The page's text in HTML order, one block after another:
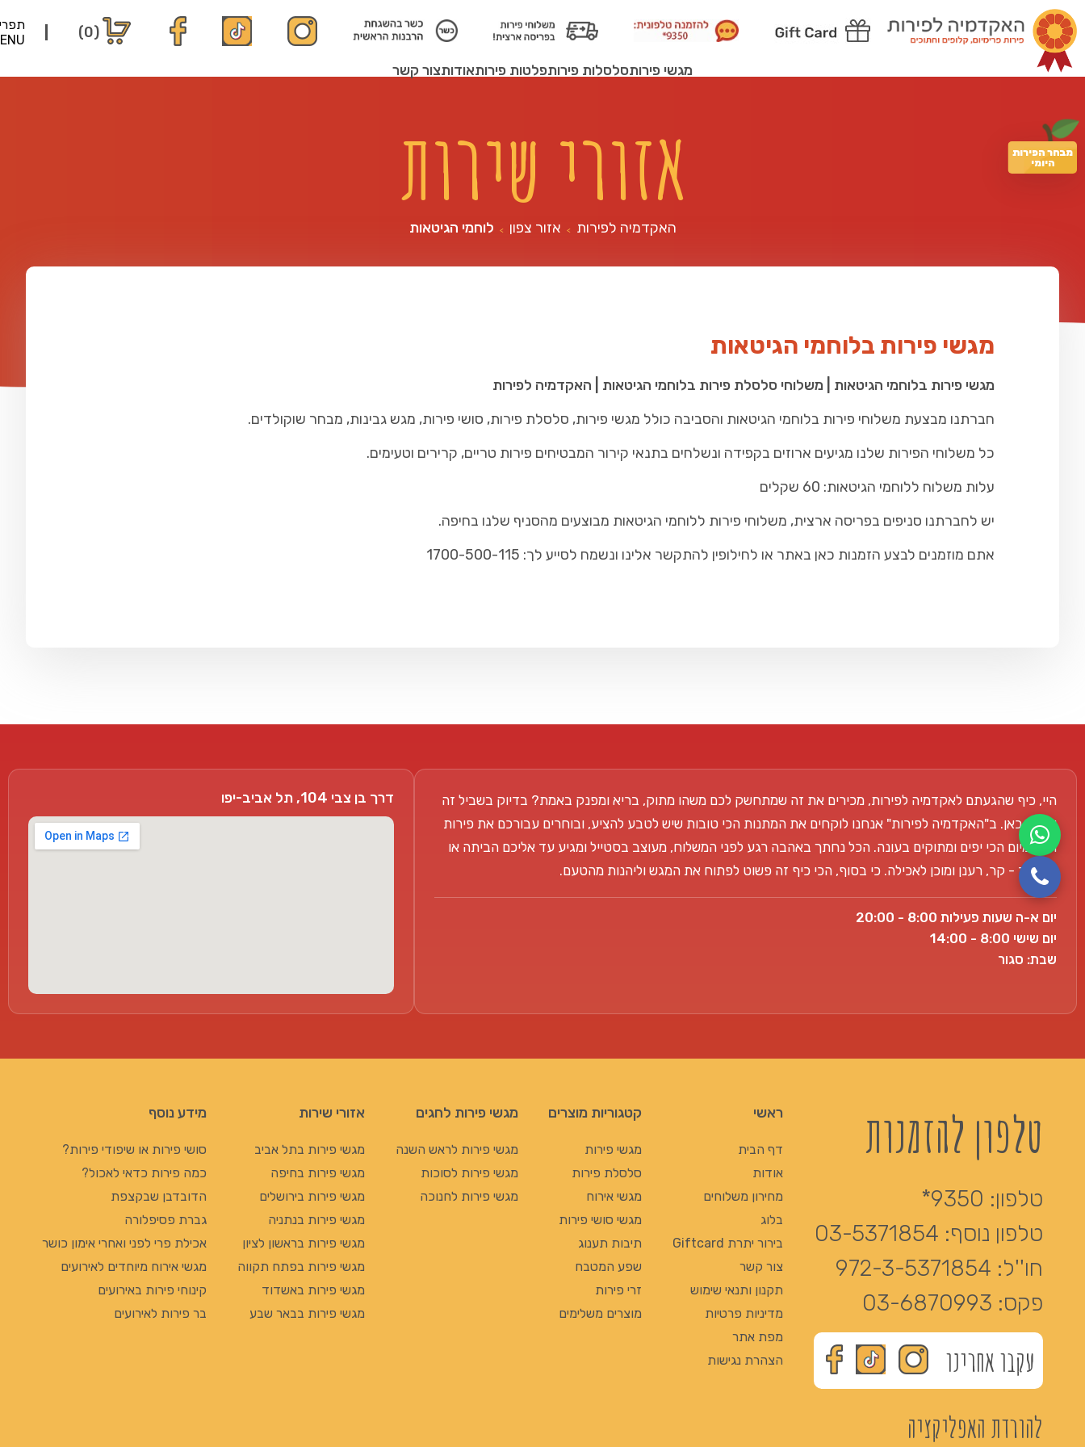
(0)
מגשי פירותסלסלות פירותפלטות פירותאודותצור קשר
מבחר הפירות
היומי
אזורי שירות
האקדמיה לפירות > אזור צפון > לוחמי הגיטאות
מגשי פירות בלוחמי הגיטאות
מגשי פירות בלוחמי הגיטאות | משלוחי סלסלת פירות בלוחמי הגיטאות | האקדמיה לפירות
חברתנו מבצעת משלוחי פירות בלוחמי הגיטאות והסביבה כולל מגשי פירות, סלסלת פירות, סושי פירות, מגש גבינות, מבחר שוקולדים.
כל משלוחי הפירות שלנו מגיעים ארוזים בקפידה ונשלחים בתנאי קירור המבטיחים פירות טריים, קרירים וטעימים.
עלות משלוח ללוחמי הגיטאות: 60 שקלים
יש לחברתנו סניפים בפריסה ארצית, משלוחי פירות ללוחמי הגיטאות מבוצעים מהסניף שלנו בחיפה.
אתם מוזמנים לבצע הזמנות כאן באתר או לחילופין להתקשר אלינו ונשמח לסייע לך: 1700-500-115
היי, כיף שהגעתם לאקדמיה לפירות, מכירים את זה שמתחשק לכם משהו מתוק, בריא ומפנק באמת? בדיוק בשביל זה
אנחנו כאן. ב"האקדמיה לפירות" אנחנו לוקחים את המתנות הכי טובות שיש לטבע להציע, ובוחרים עבורכם את פירות
הפרימיום הכי יפים ומתוקים בעונה. הכל נחתך באהבה רגע לפני המשלוח, מעוצב בסטייל ומגיע עד אליכם הביתה או
למשרד - קר, רענן ומוכן לאכילה. כי בסוף, הכי כיף זה פשוט לפתוח את המגש וליהנות מהטעם.
יום א-ה שעות פעילות 8:00 - 20:00
יום שישי 8:00 - 14:00
שבת: סגור
דרך בן צבי 104, תל אביב-יפו
טלפון להזמנות
טלפון: 9350*
טלפון נוסף: 03-5371854
חו''ל: 972-3-5371854
פקס: 03-6870993
עקבו אחרינו
להורדת האפליקציה
ראשי
דף הבית
אודות
מחירון משלוחים
בלוג
בירור יתרת Giftcard
צור קשר
תקנון ותנאי שימוש
מדיניות פרטיות
מפת אתר
הצהרת נגישות
קטגוריות מוצרים
מגשי פירות
סלסלת פירות
מגשי אירוח
מגשי סושי פירות
תיבות תענוג
שפע המטבח
זרי פירות
מוצרים משלימים
מגשי פירות לחגים
מגשי פירות לראש השנה
מגשי פירות לסוכות
מגשי פירות לחנוכה
אזורי שירות
מגשי פירות בתל אביב
מגשי פירות בחיפה
מגשי פירות בירושלים
מגשי פירות בנתניה
מגשי פירות בראשון לציון
מגשי פירות בפתח תקווה
מגשי פירות באשדוד
מגשי פירות בבאר שבע
מידע נוסף
סושי פירות או שיפודי פירות?
כמה פירות כדאי לאכול?
הדובדבן שבקצפת
גברת פסיפלורה
אכילת פרי לפני ואחרי אימון כושר
מגשי אירוח מיוחדים לאירועים
קינוחי פירות באירועים
בר פירות לאירועים